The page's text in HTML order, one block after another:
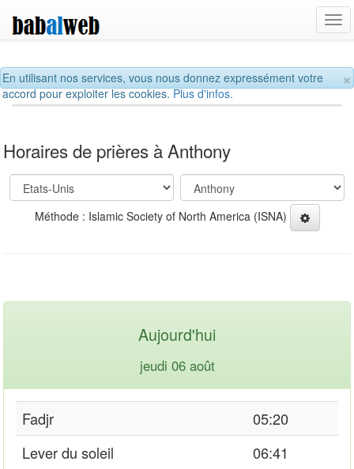
×
En utilisant nos services, vous nous donnez expressément votre
accord pour exploiter les cookies.Plus d'infos.
Horaires de prières à Anthony
Méthode : Islamic Society of North America (ISNA)
Aujourd'hui
jeudi 06 août
Fadjr
05:20
Lever du soleil
06:41